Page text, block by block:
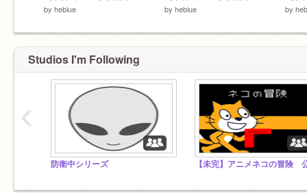
by hebiue by hebiue by
Studios I'm Following
防衛中シリーズ
‹